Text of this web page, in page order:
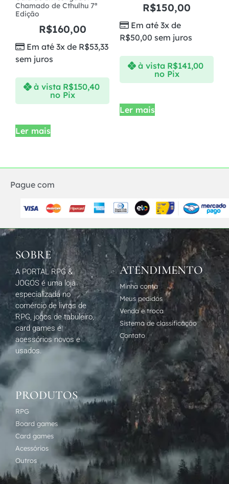
Chamado de Cthulhu 7ª
Edição
R$160,00
Em até 3x de R$53,33
sem juros
à vista R$150,40
no Pix
Ler mais
R$150,00
Em até 3x de
R$50,00 sem juros
à vista R$141,00
no Pix
Ler mais
Pague com
SOBRE
A PORTAL RPG &
JOGOS é uma loja
especializada no
comércio de livros de
RPG, jogos de tabuleiro,
card games e
acessórios novos e
usados.
ATENDIMENTO
Minha conta
Meus pedidos
Venda e troca
Sistema de classificação
Contato
PRODUTOS
RPG
Board games
Card games
Acessórios
Outros